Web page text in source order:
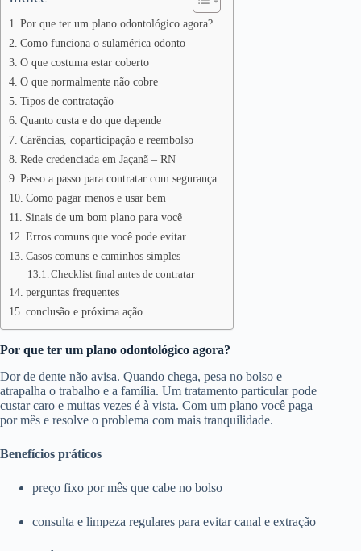
Por que ter um plano odontológico agora?
Como funciona o sulamérica odonto
O que costuma estar coberto
O que normalmente não cobre
Tipos de contratação
Quanto custa e do que depende
Carências, coparticipação e reembolso
Rede credenciada em Jaçanã – RN
Passo a passo para contratar com segurança
Como pagar menos e usar bem
Sinais de um bom plano para você
Erros comuns que você pode evitar
Casos comuns e caminhos simples
Checklist final antes de contratar
perguntas frequentes
conclusão e próxima ação
Por que ter um plano odontológico agora?
Dor de dente não avisa. Quando chega, pesa no bolso e
atrapalha o trabalho e a família. Um tratamento particular pode
custar caro e muitas vezes é à vista. Com um plano você paga
por mês e resolve o problema com mais tranquilidade.
Benefícios práticos
preço fixo por mês que cabe no bolso
consulta e limpeza regulares para evitar canal e extração